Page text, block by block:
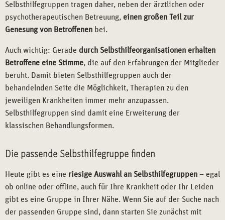
Selbsthilfegruppen tragen daher, neben der ärztlichen oder
psychotherapeutischen Betreuung, einen großen Teil zur
Genesung von Betroffenen bei.
Auch wichtig: Gerade durch Selbsthilfeorganisationen erhalten
Betroffene eine Stimme, die auf den Erfahrungen der Mitglieder
beruht. Damit bieten Selbsthilfegruppen auch der
behandelnden Seite die Möglichkeit, Therapien zu den
jeweiligen Krankheiten immer mehr anzupassen.
Selbsthilfegruppen sind damit eine Erweiterung der
klassischen Behandlungsformen.
Die passende Selbsthilfegruppe finden
Heute gibt es eine riesige Auswahl an Selbsthilfegruppen – egal
ob online oder offline, auch für Ihre Krankheit oder Ihr Leiden
gibt es eine Gruppe in Ihrer Nähe. Wenn Sie auf der Suche nach
der passenden Gruppe sind, dann starten Sie zunächst mit